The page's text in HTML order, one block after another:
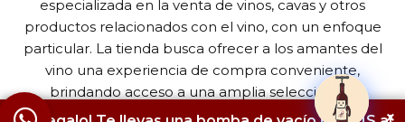
×
especializada en la venta de vinos, cavas y otros
productos relacionados con el vino, con un enfoque
particular. La tienda busca ofrecer a los amantes del
vino una experiencia de compra conveniente,
brindando acceso a una amplia selección de
productos de alta calidad.